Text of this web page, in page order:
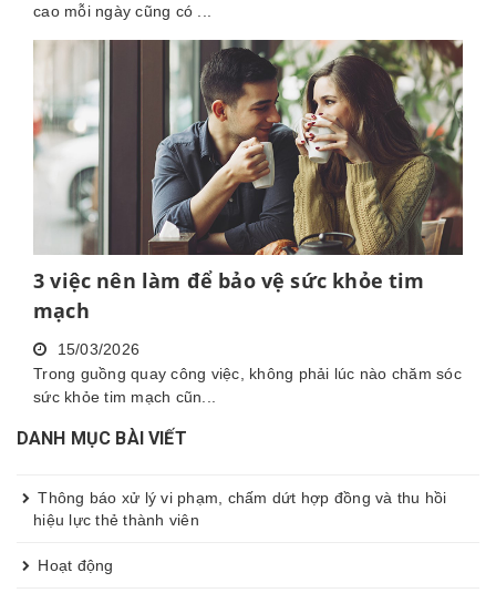
cao mỗi ngày cũng có ...
3 việc nên làm để bảo vệ sức khỏe tim
mạch
15/03/2026
Trong guồng quay công việc, không phải lúc nào chăm sóc
sức khỏe tim mạch cũn...
DANH MỤC BÀI VIẾT
Thông báo xử lý vi phạm, chấm dứt hợp đồng và thu hồi
hiệu lực thẻ thành viên
Hoạt động